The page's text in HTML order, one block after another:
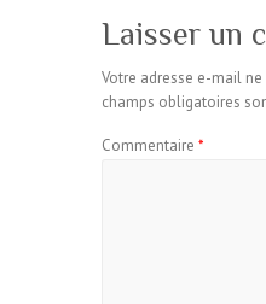
Laisser un
Votre adresse e-mail
champs obligatoires
Commentaire *